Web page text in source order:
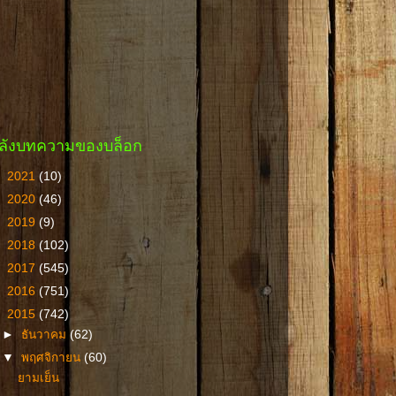
งบทความของบล็อก
2021 (10)
2020 (46)
2019 (9)
2018 (102)
2017 (545)
2016 (751)
2015 (742)
► ธันวาคม(62)
▼พฤศจิกายน(60)
ยามเย็น